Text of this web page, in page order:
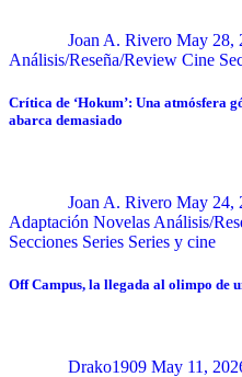
Joan A. Rivero May 28,
Análisis/Reseña/Review Cine
Crítica de ‘Hokum’: Una atmósfera
abarca demasiado
Joan A. Rivero May 24,
Adaptación Novelas Análisis/
Secciones Series Series y cine
Off Campus, la llegada al olimpo de
Drako1909 May 11,